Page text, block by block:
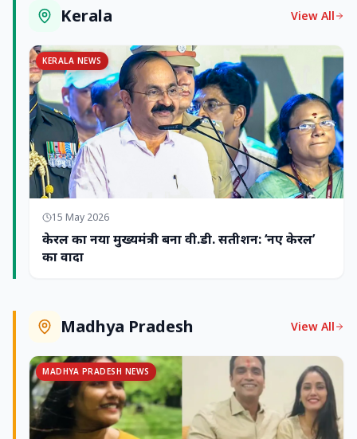
Kerala View All
KERALA NEWS
15 May 2026
केरल का नया मुख्यमंत्री बना वी.डी. सतीशन: ‘नए केरल’
का वादा
Madhya Pradesh View All
MADHYA PRADESH NEWS